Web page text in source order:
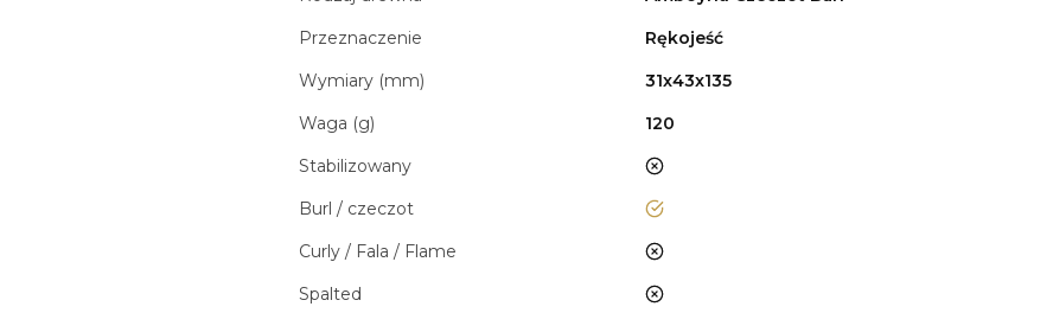
Przeznaczenie
Rękojeść
Wymiary (mm)
31x43x135
Waga (g)
120
Stabilizowany
nie
Burl / czeczot
tak
Curly / Fala / Flame
nie
Spalted
nie